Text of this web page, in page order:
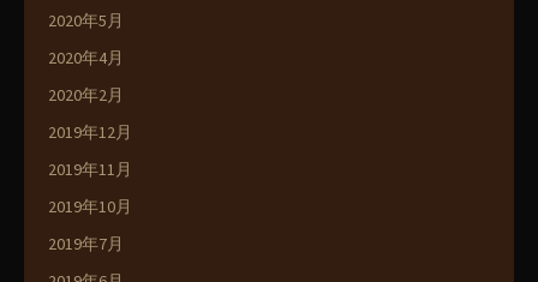
2020年5月
2020年4月
2020年2月
2019年12月
2019年11月
2019年10月
2019年7月